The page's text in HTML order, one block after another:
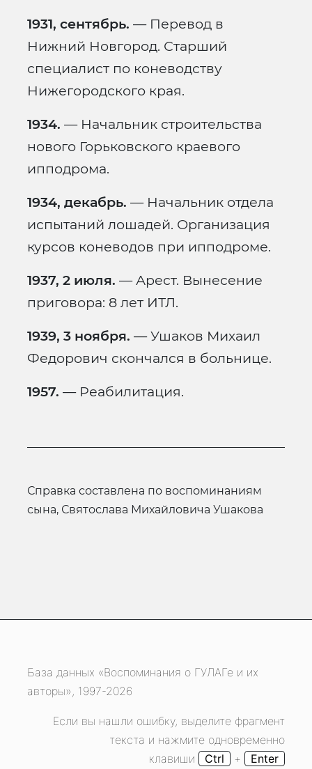
1931, сентябрь. — Перевод в
Нижний Новгород. Старший
специалист по коневодству
Нижегородского края.
1934. — Начальник строительства
нового Горьковского краевого
ипподрома.
1934, декабрь. — Начальник отдела
испытаний лошадей. Организация
курсов коневодов при ипподроме.
1937, 2 июля. — Арест. Вынесение
приговора: 8 лет ИТЛ.
1939, 3 ноября. — Ушаков Михаил
Федорович скончался в больнице.
1957. — Реабилитация.
Справка составлена по воспоминаниям
сына, Святослава Михайловича Ушакова
База данных «Воспоминания о ГУЛАГе и их
авторы», 1997-2026
Если вы нашли ошибку, выделите фрагмент
текста и нажмите одновременно
клавиши
Ctrl + Enter